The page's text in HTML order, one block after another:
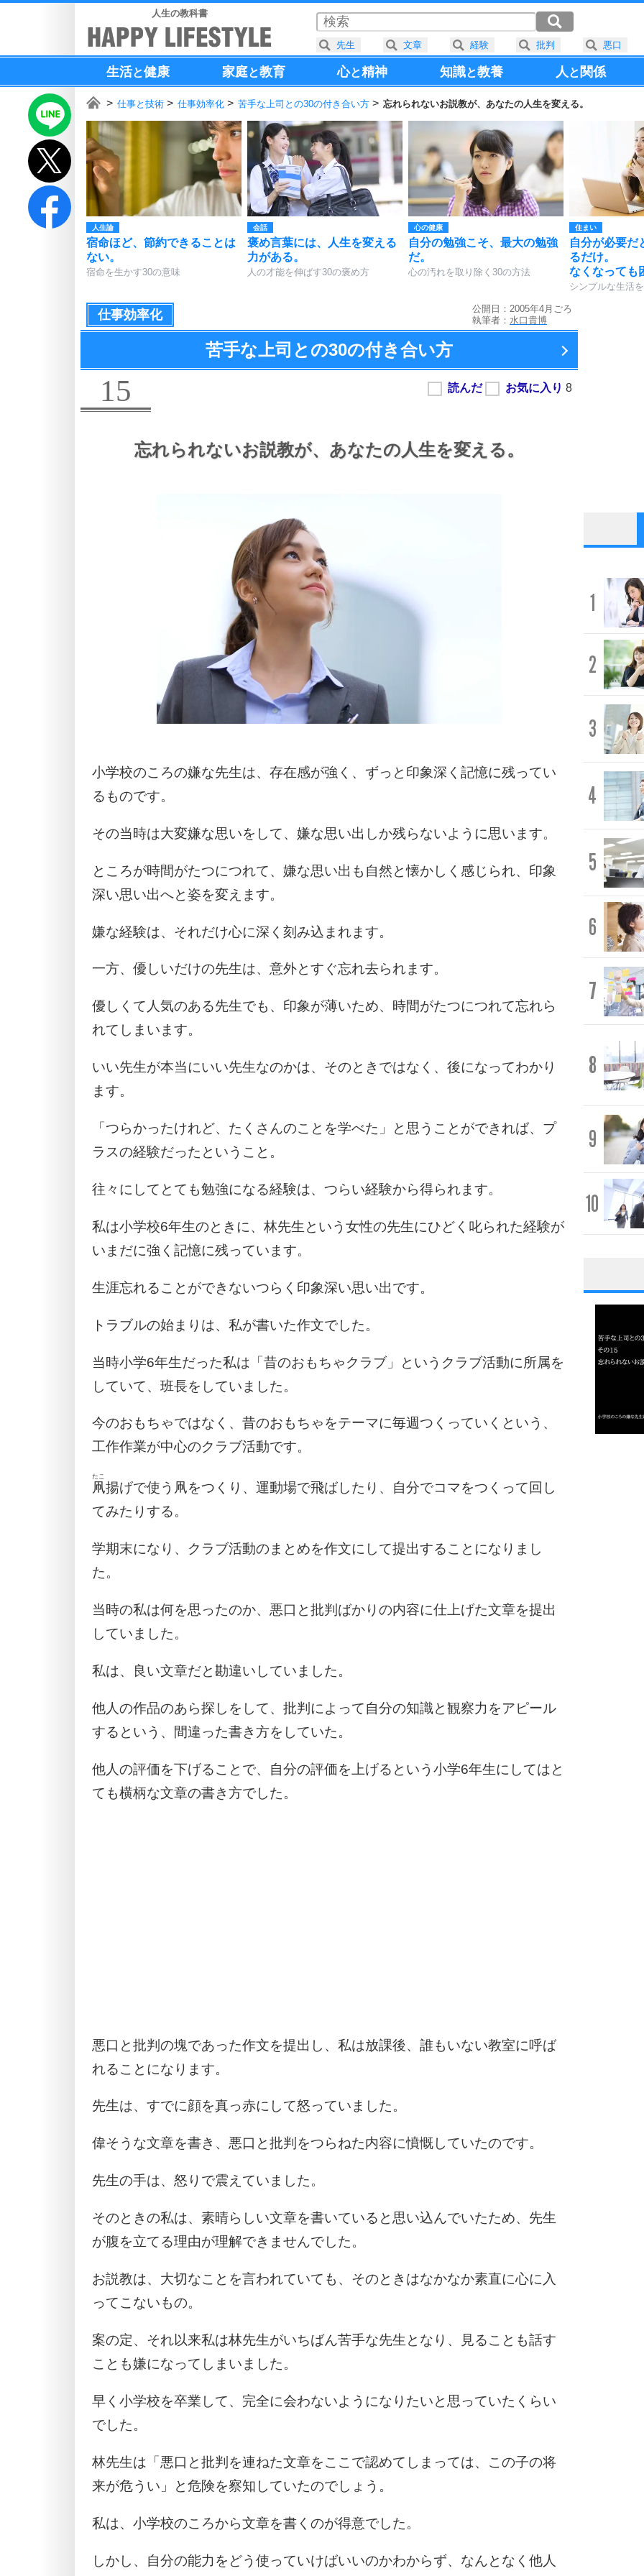
人生の教科書
生活と健康 家庭と教育 心と精神 知識と教養 人と 関係
仕事と技術 仕事効率化 苦手な上司との30の付き合い方 忘れられないお説教が、あなたの人生を変える。
人生論
宿命ほど、節約できることは
ない。
宿命を生かす30の意味
会話
褒め言葉には、人生を変える
力がある。
人の才能を伸ばす30の褒め方
心の健康
自分の勉強こそ、最大の勉強
だ。
心の汚れを取り除く30の方法
住まい
自分が必要だ
るだけ。
なくなっても
シンプルな生活
仕事効率化
公開日：2005年4月ごろ
執筆者： 水口貴博
苦手な上司との30の付き合い方
15
忘れられないお説教が、 あなたの人生を変える。
小学校のころの嫌な先生は、存在感が強く、ずっと印象深く記憶に残ってい
るものです。
その当時は大変嫌な思いをして、嫌な思い出しか残らないように思います。
ところが時間がたつにつれて、嫌な思い出も自然と懐かしく感じられ、印象
深い思い出へと姿を変えます。
嫌な経験は、それだけ心に深く刻み込まれます。
一方、優しいだけの先生は、意外とすぐ忘れ去られます。
優しくて人気のある先生でも、印象が薄いため、時間がたつにつれて忘れら
れてしまいます。
いい先生が本当にいい先生なのかは、そのときではなく、後になってわかり
ます。
「つらかったけれど、たくさんのことを学べた」と思うことができれば、プ
ラスの経験だったということ。
往々にしてとても勉強になる経験は、つらい経験から得られます。
私は小学校6年生のときに、林先生という女性の先生にひどく叱られた経験が
いまだに強く記憶に残っています。
生涯忘れることができないつらく印象深い思い出です。
トラブルの始まりは、私が書いた作文でした。
当時小学6年生だった私は「昔のおもちゃクラブ」というクラブ活動に所属を
していて、班長をしていました。
今のおもちゃではなく、昔のおもちゃをテーマに毎週つくっていくという、
工作作業が中心のクラブ活動です。
凧
たこ
揚げで使う凧をつくり、運動場で飛ばしたり、自分でコマをつくって回し
てみたりする。
学期末になり、クラブ活動のまとめを作文にして提出することになりまし
た。
当時の私は何を思ったのか、悪口と批判ばかりの内容に仕上げた文章を提出
していました。
私は、良い文章だと勘違いしていました。
他人の作品のあら探しをして、批判によって自分の知識と観察力をアピール
するという、間違った書き方をしていた。
他人の評価を下げることで、自分の評価を上げるという小学6年生にしてはと
ても横柄な文章の書き方でした。
悪口と批判の塊であった作文を提出し、私は放課後、誰もいない教室に呼ば
れることになります。
先生は、すでに顔を真っ赤にして怒っていました。
偉そうな文章を書き、悪口と批判をつらねた内容に憤慨していたのです。
先生の手は、怒りで震えていました。
そのときの私は、素晴らしい文章を書いていると思い込んでいたため、先生
が腹を立てる理由が理解できませんでした。
お説教は、大切なことを言われていても、そのときはなかなか素直に心に入
ってこないもの。
案の定、それ以来私は林先生がいちばん苦手な先生となり、見ることも話す
ことも嫌になってしまいました。
早く小学校を卒業して、完全に会わないようになりたいと思っていたくらい
でした。
林先生は「悪口と批判を連ねた文章をここで認めてしまっては、この子の将
来が危うい」と危険を察知していたのでしょう。
私は、小学校のころから文章を書くのが得意でした。
しかし、自分の能力をどう使っていけばいいのかわからず、なんとなく他人
1
2
3
4
5
6
7
8
9
10
1
3
先生 文章 経験 批判 悪口